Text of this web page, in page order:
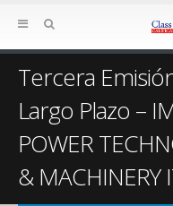
Tercera
Largo Plazo –
POWER
& MACHINERY